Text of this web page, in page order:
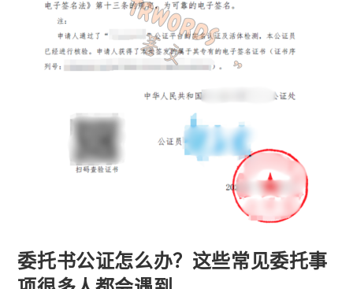
委托书公证怎么办？这些常见委托事